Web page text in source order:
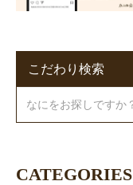
こだわり検索
CATEGORIES